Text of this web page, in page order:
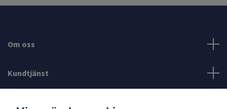
Om oss
Kundtjänst